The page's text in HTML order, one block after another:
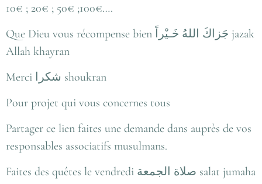
10€ ; 20€ ; 50€ ;100€….
Que Dieu vous récompense bien جَزاكَ اللهُ خَـيْراً jazak
Allah khayran
Merci شكرا shoukran
Pour projet qui vous concernes tous
Partager ce lien faites une demande dans auprès de vos
responsables associatifs musulmans.
Faites des quêtes le vendredi صلاة الجمعة salat jumaha